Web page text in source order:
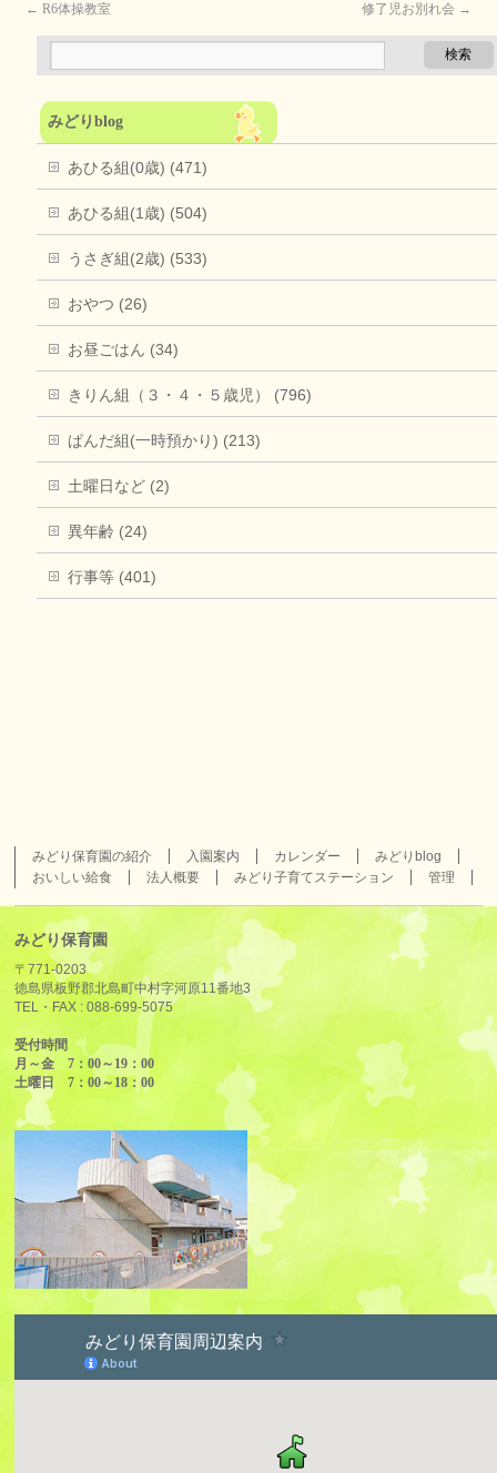
← R6体操教室 修了児お別れ会 →
みどりblog
あひる組(0歳) (471)
あひる組(1歳) (504)
うさぎ組(2歳) (533)
おやつ (26)
お昼ごはん (34)
きりん組（３・４・５歳児） (796)
ぱんだ組(一時預かり) (213)
土曜日など (2)
異年齢 (24)
行事等 (401)
みどり保育園の紹介 入園案内 カレンダー
みどりblog
おいしい給食
法人概要 みどり子育てステーション 管理
みどり保育園
〒771-0203
徳島県板野郡北島町中村字河原11番地3
TEL・FAX :088-699-5075
受付時間
月～金 7：00～19：00
土曜日 7：00～18：00